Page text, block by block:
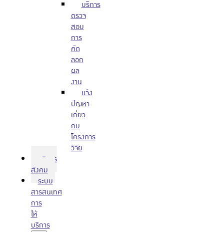
บริการ
ตรวจ
สอบ
การ
คัด
ลอก
ผล
งาน
แจ้ง
ปัญหา
เกี่ยว
กับ
โครงการ
วิจัย
บริการ
สังคม
ระบบ
สารสนเทศ
การ
ให้
บริการ